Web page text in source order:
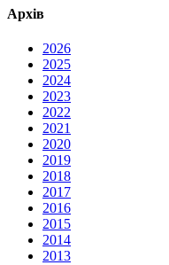
Архів
2026
2025
2024
2023
2022
2021
2020
2019
2018
2017
2016
2015
2014
2013